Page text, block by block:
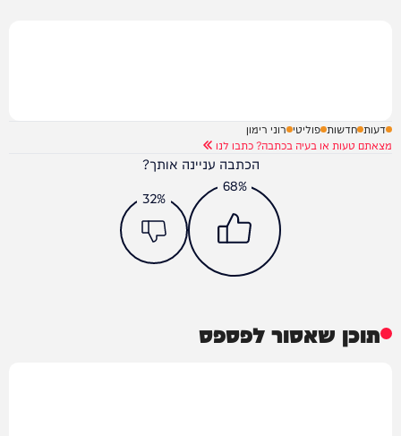
דעות חדשות פוליטי רוני רימון
מצאתם טעות או בעיה בכתבה? כתבו לנו
הכתבה עניינה אותך?
68%
32%
תוכן שאסור לפספס